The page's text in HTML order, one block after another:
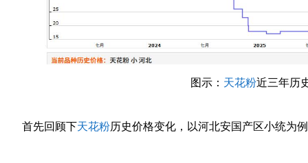
图示： 天花粉近三年历
首先回顾下天花粉历史价格变化，以河北安国产区小统为